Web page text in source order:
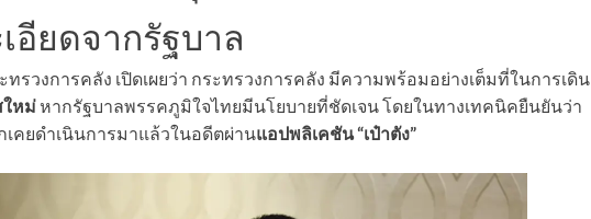
อียดจากรัฐบาล
รวงการคลัง เปิดเผยว่า กระทรวงการคลัง มีความพร้อมอย่างเต็มที่ในการเดิน
ใหม่หากรัฐบาลพรรคภูมิใจไทยมีนโยบายที่ชัดเจน โดยในทางเทคนิคยืนยันว่า
คยดำเนินการมาแล้วในอดีตผ่านแอปพลิเคชัน “เป๋าตัง”